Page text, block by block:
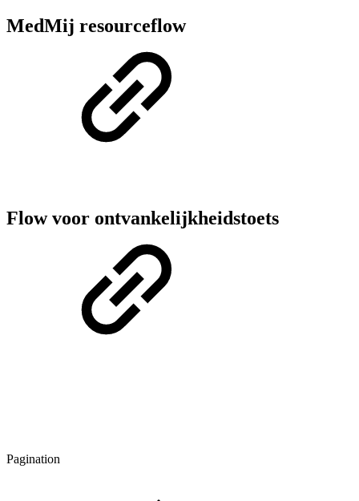
MedMij resourceflow
Flow voor ontvankelijkheidstoets
Pagination